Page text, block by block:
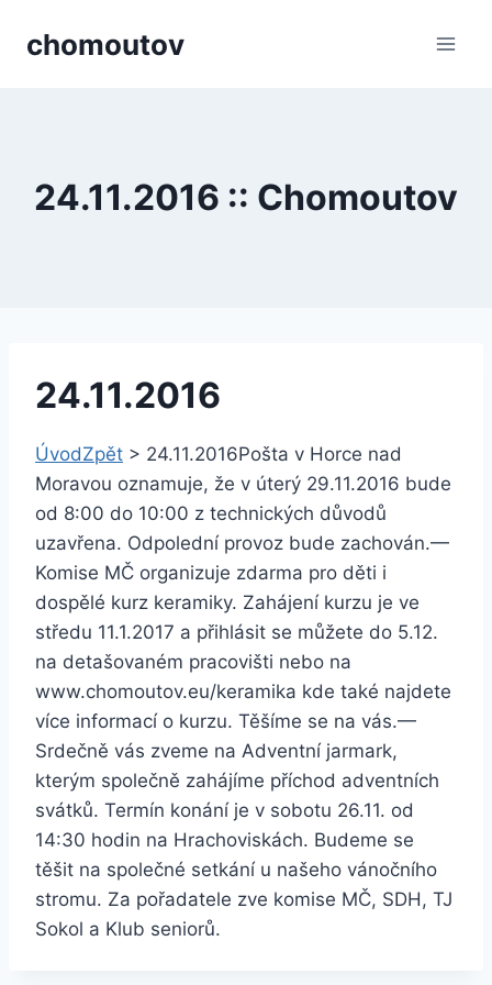
chomoutov
24.11.2016 :: Chomoutov
24.11.2016
ÚvodZpět > 24.11.2016Pošta v Horce nad
Moravou oznamuje, že v úterý 29.11.2016 bude
od 8:00 do 10:00 z technických důvodů
uzavřena. Odpolední provoz bude zachován.—
Komise MČ organizuje zdarma pro děti i
dospělé kurz keramiky. Zahájení kurzu je ve
středu 11.1.2017 a přihlásit se můžete do 5.12.
na detašovaném pracovišti nebo na
www.chomoutov.eu/keramika kde také najdete
více informací o kurzu. Těšíme se na vás.—
Srdečně vás zveme na Adventní jarmark,
kterým společně zahájíme příchod adventních
svátků. Termín konání je v sobotu 26.11. od
14:30 hodin na Hrachoviskách. Budeme se
těšit na společné setkání u našeho vánočního
stromu. Za pořadatele zve komise MČ, SDH, TJ
Sokol a Klub seniorů.